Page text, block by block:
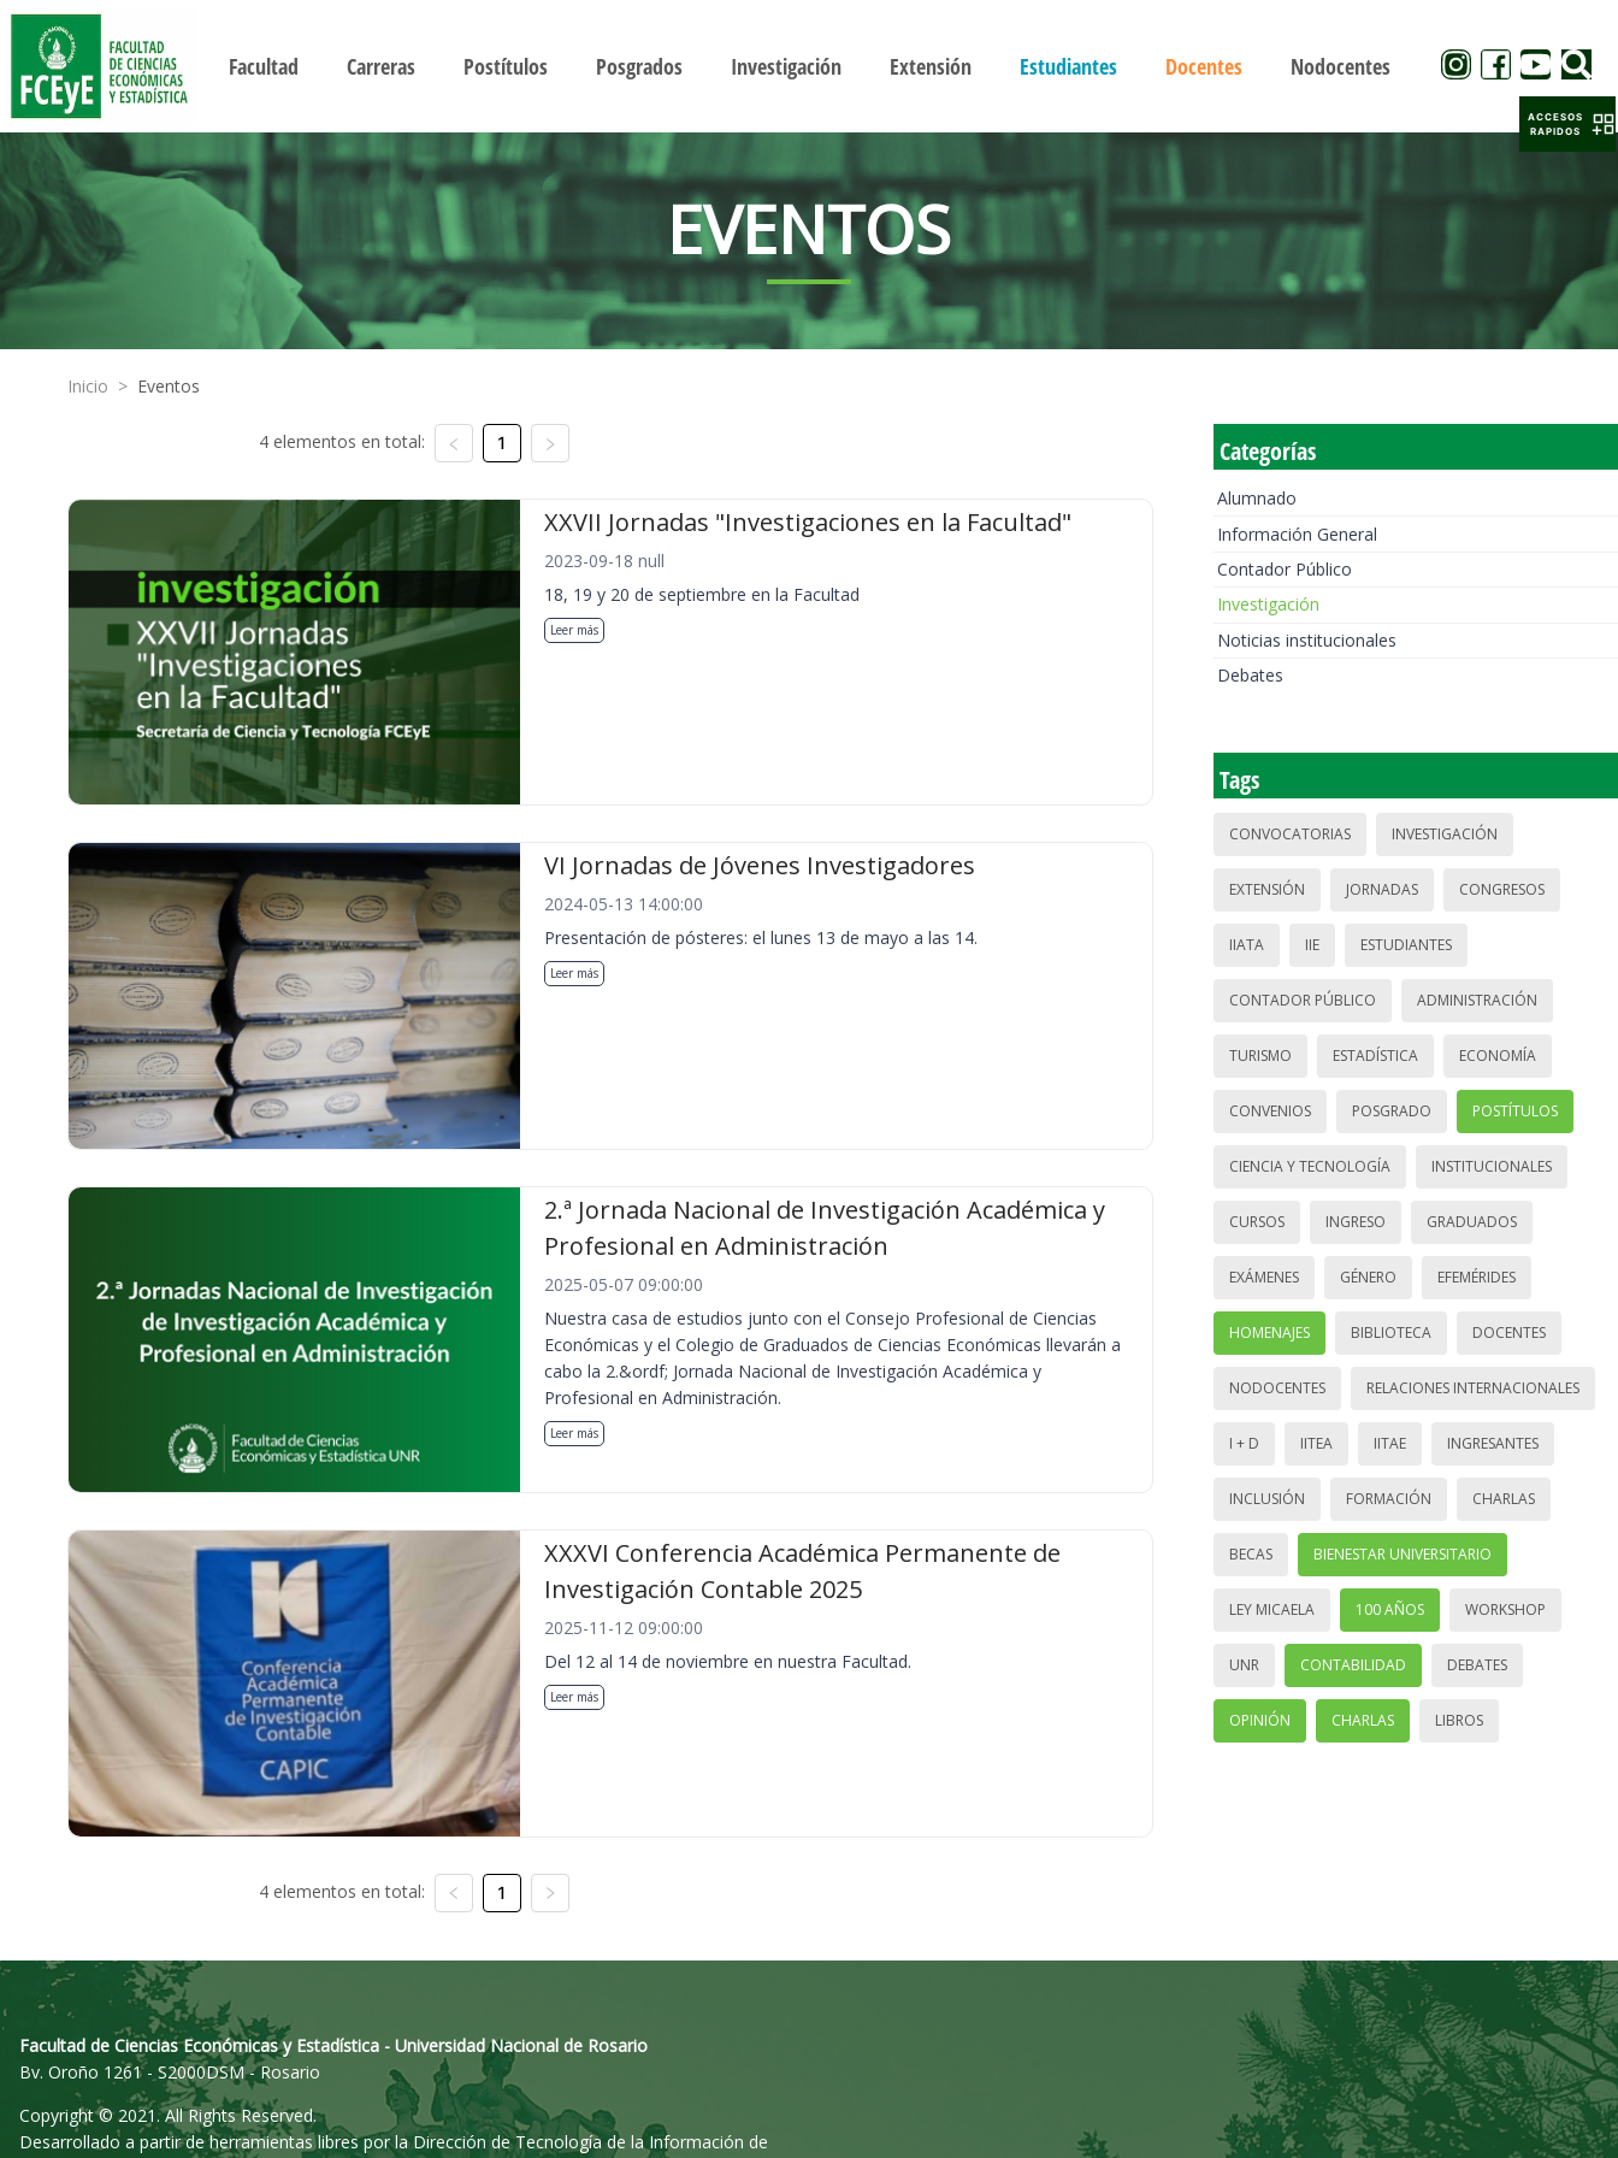
Facultad Carreras Postítulos Posgrados Investigación Extensión Estudiantes Docentes Nodocentes
EVENTOS
Inicio > Eventos
4 elementos en total: 1
XXVII Jornadas "Investigaciones en la Facultad"
2023-09-18 null
18, 19 y 20 de septiembre en la Facultad
Leer más
VI Jornadas de Jóvenes Investigadores
2024-05-13 14:00:00
Presentación de pósteres: el lunes 13 de mayo a las 14.
Leer más
2.ª Jornada Nacional de Investigación Académica y
Profesional en Administración
2025-05-07 09:00:00
Nuestra casa de estudios junto con el Consejo Profesional de Ciencias
Económicas y el Colegio de Graduados de Ciencias Económicas llevarán a
cabo la 2.&ordf; Jornada Nacional de Investigación Académica y
Profesional en Administración.
Leer más
XXXVI Conferencia Académica Permanente de
Investigación Contable 2025
2025-11-12 09:00:00
Del 12 al 14 de noviembre en nuestra Facultad.
Leer más
4 elementos en total: 1
Categorías
Alumnado
Información General
Contador Público
Investigación
Noticias institucionales
Debates
Tags
CONVOCATORIAS INVESTIGACIÓN
EXTENSIÓN JORNADAS CONGRESOS
IIATA IIE ESTUDIANTES
CONTADOR PÚBLICO ADMINISTRACIÓN
TURISMO ESTADÍSTICA ECONOMÍA
CONVENIOS POSGRADO POSTÍTULOS
CIENCIA Y TECNOLOGÍA INSTITUCIONALES
CURSOS INGRESO GRADUADOS
EXÁMENES GÉNERO EFEMÉRIDES
HOMENAJES BIBLIOTECA DOCENTES
NODOCENTES RELACIONES INTERNACIONALES
I + D IITEA IITAE INGRESANTES
INCLUSIÓN FORMACIÓN CHARLAS
BECAS BIENESTAR UNIVERSITARIO
LEY MICAELA 100 AÑOS WORKSHOP
UNR CONTABILIDAD DEBATES
OPINIÓN CHARLAS LIBROS
Facultad de Ciencias Económicas y Estadística - Universidad Nacional de Rosario
Bv. Oroño 1261 - S2000DSM - Rosario
Copyright © 2021. All Rights Reserved.
Desarrollado a partir de herramientas libres por la Dirección de Tecnología de la Información de
ACCESOS
RAPIDOS